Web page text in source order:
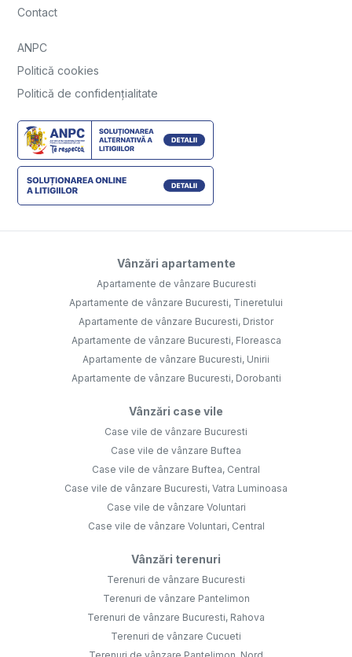
Contact
ANPC
Politică cookies
Politică de confidențialitate
Vânzări apartamente
Apartamente de vânzare Bucuresti
Apartamente de vânzare Bucuresti, Tineretului
Apartamente de vânzare Bucuresti, Dristor
Apartamente de vânzare Bucuresti, Floreasca
Apartamente de vânzare Bucuresti, Unirii
Apartamente de vânzare Bucuresti, Dorobanti
Vânzări case vile
Case vile de vânzare Bucuresti
Case vile de vânzare Buftea
Case vile de vânzare Buftea, Central
Case vile de vânzare Bucuresti, Vatra Luminoasa
Case vile de vânzare Voluntari
Case vile de vânzare Voluntari, Central
Vânzări terenuri
Terenuri de vânzare Bucuresti
Terenuri de vânzare Pantelimon
Terenuri de vânzare Bucuresti, Rahova
Terenuri de vânzare Cucueti